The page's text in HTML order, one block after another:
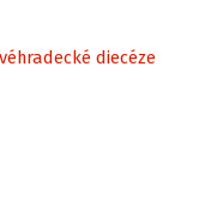
diecéze